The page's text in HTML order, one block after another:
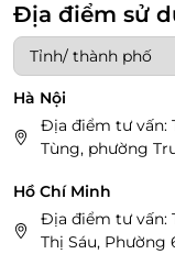
Địa điểm sử
Hà Nội
Địa điểm tư vấn:
Tùng, phường
Hồ Chí Minh
Địa điểm tư vấn:
Thị Sáu, Phường